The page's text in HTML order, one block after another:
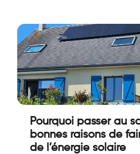
Pourquoi passer au
bonnes raisons de
de l’énergie solaire